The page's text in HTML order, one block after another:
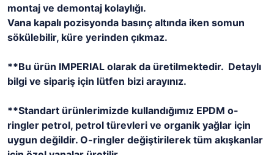
montaj ve demontaj kolaylığı.
Vana kapalı pozisyonda basınç altında iken somun
sökülebilir, küre yerinden çıkmaz.
**Bu ürün IMPERIAL olarak da üretilmektedir. Detaylı
bilgi ve sipariş için lütfen bizi arayınız.
**Standart ürünlerimizde kullandığımız EPDM o-
ringler petrol, petrol türevleri ve organik yağlar için
uygun değildir. O-ringler değiştirilerek tüm akışkanlar